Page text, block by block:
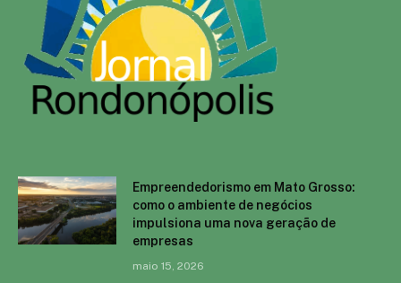
Empreendedorismo em Mato Grosso:
como o ambiente de negócios
impulsiona uma nova geração de
empresas
maio 15, 2026